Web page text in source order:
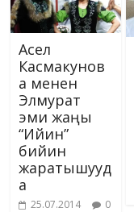
Асел
Касмакунов
а менен
Элмурат
эми жаңы
“Ийин”
бийин
жаратышууд
а
25.07.2014 0